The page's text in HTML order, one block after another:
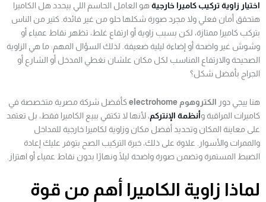
اختيار زاوية تركيب كاميرا خارجية هو العامل الحاسم اللي بيحدد هل الكاميرا
هتحقق أمان فعلي ولا مجرد صورة شكلها حلو من غير فائدة. كتير من الناس
بتركب كاميرا ممتازة، لكن بسبب زاوية أو ارتفاع غلط، تظهر نقاط عمياء أو
وشوش غير واضحة أو إضاءة ليلية ضعيفة. لذلك السؤال المهم: ما هي الزاوية
الصحيحة والارتفاع المناسب لكل مكان علشان نغطي المدخل أو الشارع أو
الجراج بأفضل شكل؟
هنا ييجي دور الكتروهوم electrohome
كأفضل شركة مصرية متخصصة في
كاميرات المراقبة وأنظمة الإنتركم، لأنها لا تكتفي ببيع الكاميرا فقط، بل تعتمد
على معاينة المكان وتحديد أفضل مكان وزاوية لكاميرا خارجية للمداخل
والممرات والأسوار. علاوة على ذلك، خبرة التركيب الصح بتوفر عليك إعادة
الضبط المستمرة وتضمن صورة واضحة ليلًا ونهارًا بدون نقاط عمياء أو اهتزاز.
لماذا زاوية الكاميرا أهم من قوة